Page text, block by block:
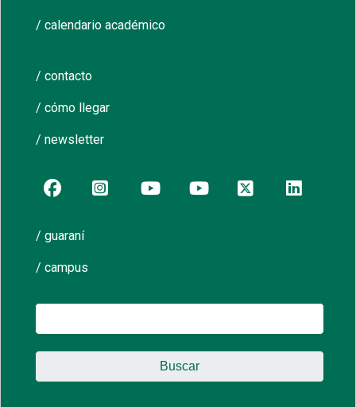
/ calendario académico
/ contacto
/ cómo llegar
/ newsletter
/ guaraní
/ campus
Buscar: